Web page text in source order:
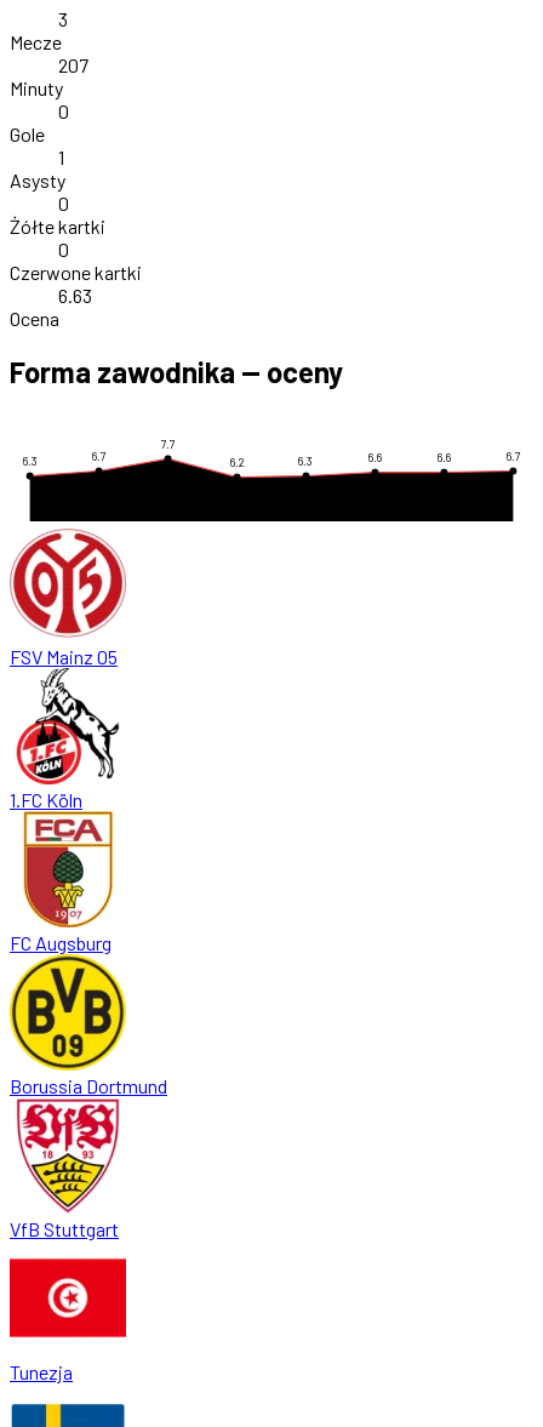
3
Mecze
207
Minuty
0
Gole
1
Asysty
0
Żółte kartki
0
Czerwone kartki
6.63
Ocena
Forma zawodnika — oceny
6.3 6.7
7.7
6.2
6.3 6.6 6.6 6.7
FSV Mainz 05
1.FC Köln
FC Augsburg
Borussia Dortmund
VfB Stuttgart
Tunezja